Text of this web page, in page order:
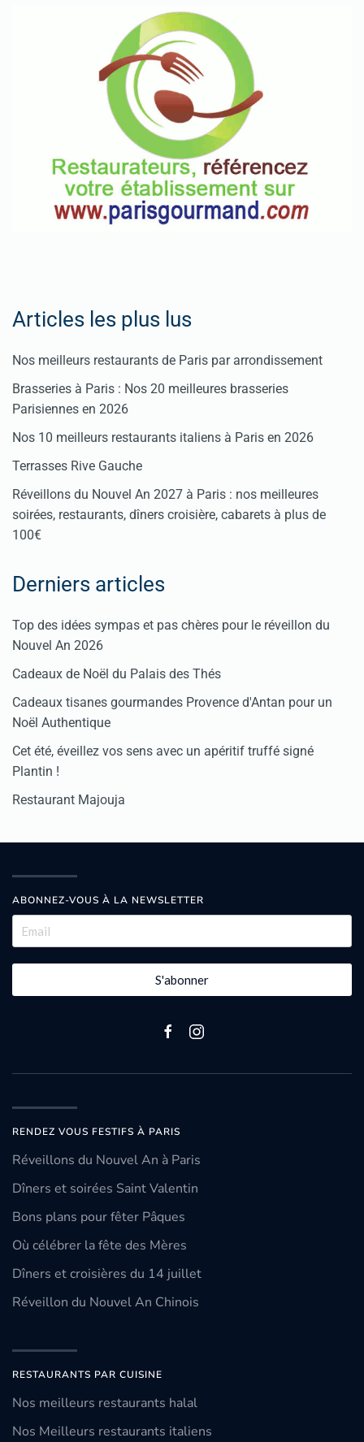
Articles les plus lus
Nos meilleurs restaurants de Paris par arrondissement
Brasseries à Paris : Nos 20 meilleures brasseries
Parisiennes en 2026
Nos 10 meilleurs restaurants italiens à Paris en 2026
Terrasses Rive Gauche
Réveillons du Nouvel An 2027 à Paris : nos meilleures
soirées, restaurants, dîners croisière, cabarets à plus de
100€
Derniers articles
Top des idées sympas et pas chères pour le réveillon du
Nouvel An 2026
Cadeaux de Noël du Palais des Thés
Cadeaux tisanes gourmandes Provence d'Antan pour un
Noël Authentique
Cet été, éveillez vos sens avec un apéritif truffé signé
Plantin !
Restaurant Majouja
ABONNEZ-VOUS À LA NEWSLETTER
S'abonner
RENDEZ VOUS FESTIFS À PARIS
Réveillons du Nouvel An à Paris
Dîners et soirées Saint Valentin
Bons plans pour fêter Pâques
Où célébrer la fête des Mères
Dîners et croisières du 14 juillet
Réveillon du Nouvel An Chinois
RESTAURANTS PAR CUISINE
Nos meilleurs restaurants halal
Nos Meilleurs restaurants italiens